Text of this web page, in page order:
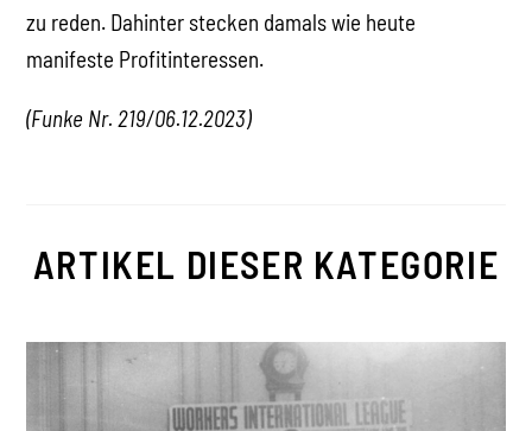
zu reden. Dahinter stecken damals wie heute
manifeste Profitinteressen.
(Funke Nr. 219/06.12.2023)
ARTIKEL DIESER KATEGORIE